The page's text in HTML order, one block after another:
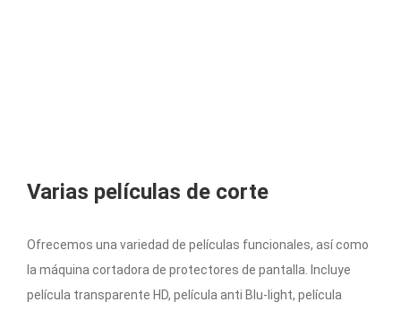
Varias películas de corte
Ofrecemos una variedad de películas funcionales, así como
la máquina cortadora de protectores de pantalla. Incluye
película transparente HD, película anti Blu-light, película